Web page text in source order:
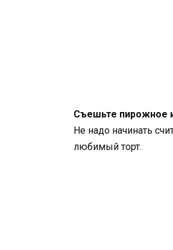
Съешьте пирожное
Не надо начинать
любимый торт.